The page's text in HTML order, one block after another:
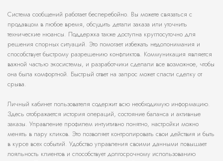
Система сообщений работает бесперебойно. Вы можете связаться с
продавцом в любое время, обсудить детали заказа или уточнить
технические нюансы. Поддержка также доступна круглосуточно для
решения спорных ситуаций. Это помогает избежать недопонимания и
способствует быстрому разрешению конфликтов. Коммуникация является
важной частью экосистемы, и разработчики сделали все возможное, чтобы
она была комфортной. Быстрый ответ на запрос может спасти сделку от
срыва.
Личный кабинет пользователя содержит всю необходимую информацию.
Здесь отображается история операций, состояние баланса и активные
заказы. Управление профилем интуитивно понятно, настройки можно
менять в пару кликов. Это позволяет контролировать свои действия и быть
в курсе всех событий. Удобство управления своими данными повышает
лояльность клиентов и способствует долгосрочному использованию